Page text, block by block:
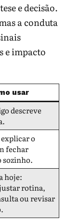
e decisão.
a conduta
e impacto
usar
descreve
explicar o
fechar
sozinho.
hoje:
rotina,
ou revisar